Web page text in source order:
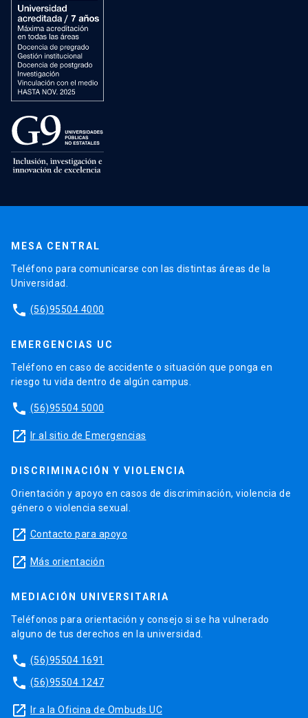
MESA CENTRAL
Teléfono para comunicarse con las distintas áreas de la
Universidad.
phone (56)95504 4000
EMERGENCIAS UC
Teléfono en caso de accidente o situación que ponga en
riesgo tu vida dentro de algún campus.
phone (56)95504 5000
launch Ir al sitio de Emergencias
DISCRIMINACIÓN Y VIOLENCIA
Orientación y apoyo en casos de discriminación, violencia de
género o violencia sexual.
launch Contacto para apoyo
launch Más orientación
MEDIACIÓN UNIVERSITARIA
Teléfonos para orientación y consejo si se ha vulnerado
alguno de tus derechos en la universidad.
phone (56)95504 1691
phone (56)95504 1247
launch Ir a la Oficina de Ombuds UC